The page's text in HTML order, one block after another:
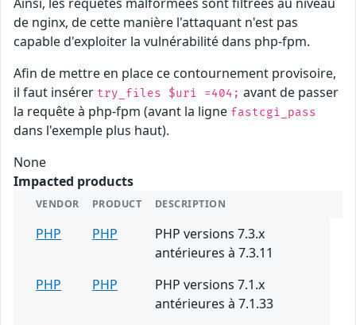
de nginx, de cette manière l'attaquant n'est pas
capable d'exploiter la vulnérabilité dans php-fpm.
Afin de mettre en place ce contournement provisoire,
il faut insérer try_files $uri =404; avant de passer
la requête à php-fpm (avant la ligne fastcgi_pass
dans l'exemple plus haut).
None
Impacted products
VENDOR PRODUCT DESCRIPTION
PHP PHP
PHP versions 7.3.x
antérieures à 7.3.11
PHP
PHP
PHP versions 7.1.x
antérieures à 7.1.33